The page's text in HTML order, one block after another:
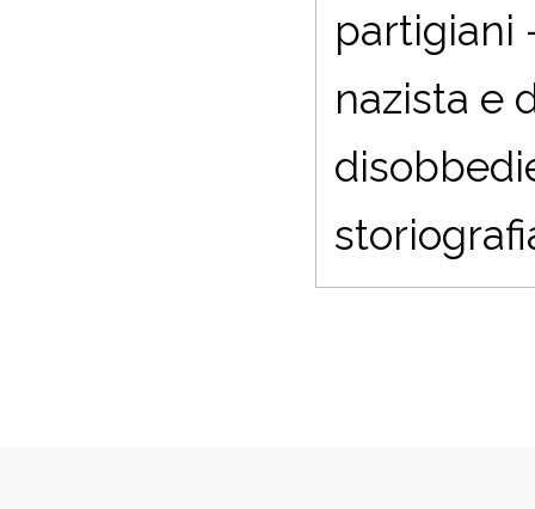
partigiani
nazista e